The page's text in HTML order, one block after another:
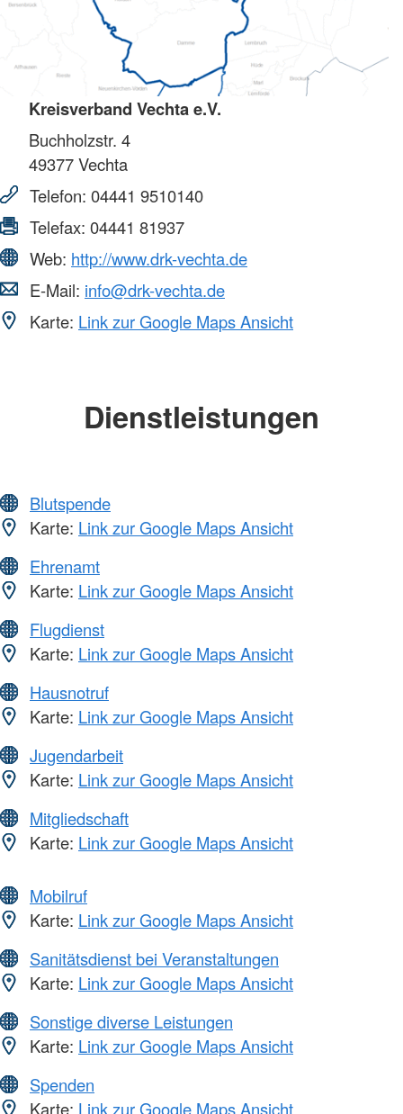
Kreisverband Vechta e.V.
Buchholzstr. 4
49377Vechta
Telefon: 04441 9510140
Telefax: 04441 81937
Web: http://www.drk-vechta.de
E-Mail: info@drk-vechta.de
Karte: Link zur Google Maps Ansicht
Dienstleistungen
Blutspende
Karte: Link zur Google Maps Ansicht
Ehrenamt
Karte: Link zur Google Maps Ansicht
Flugdienst
Karte: Link zur Google Maps Ansicht
Hausnotruf
Karte: Link zur Google Maps Ansicht
Jugendarbeit
Karte: Link zur Google Maps Ansicht
Mitgliedschaft
Karte: Link zur Google Maps Ansicht
Mobilruf
Karte: Link zur Google Maps Ansicht
Sanitätsdienst bei Veranstaltungen
Karte: Link zur Google Maps Ansicht
Sonstige diverse Leistungen
Karte: Link zur Google Maps Ansicht
Spenden
Karte: Link zur Google Maps Ansicht